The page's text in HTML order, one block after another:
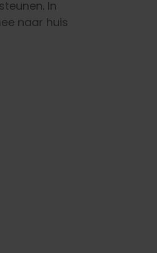
In
naar huis